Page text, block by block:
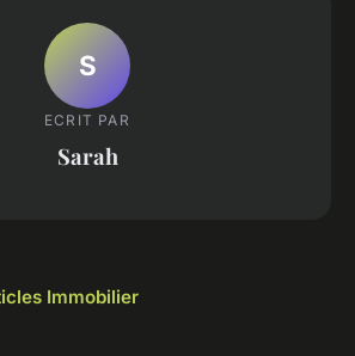
S
ECRIT PAR
Sarah
Immobilier